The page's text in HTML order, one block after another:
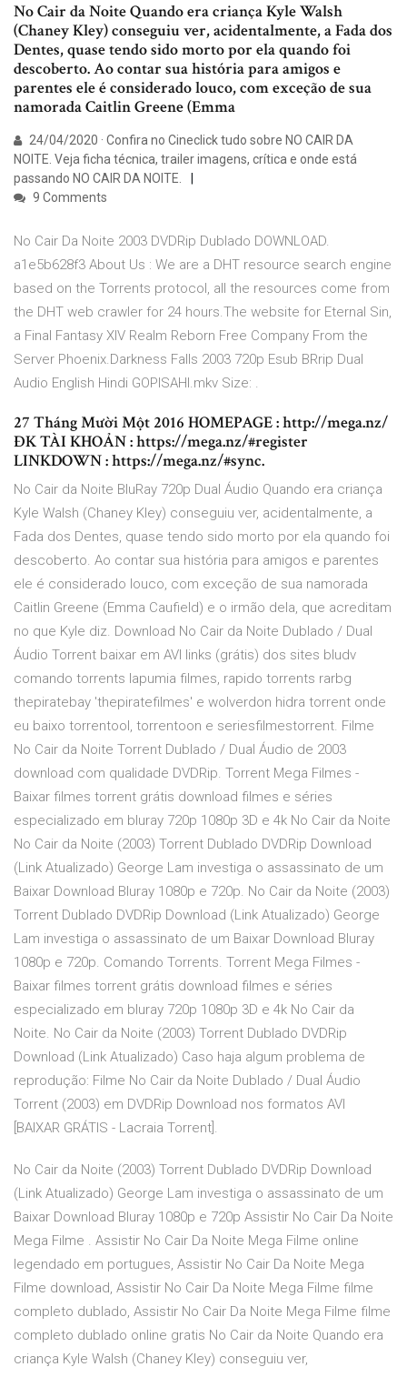
No Cair da Noite Quando era criança Kyle Walsh
(Chaney Kley) conseguiu ver, acidentalmente, a Fada dos
Dentes, quase tendo sido morto por ela quando foi
descoberto. Ao contar sua história para amigos e
parentes ele é considerado louco, com exceção de sua
namorada Caitlin Greene (Emma
24/04/2020 · Confira no Cineclick tudo sobre NO CAIR DA
NOITE. Veja ficha técnica, trailer imagens, crítica e onde está
passando NO CAIR DA NOITE.
9 Comments
No Cair Da Noite 2003 DVDRip Dublado DOWNLOAD.
a1e5b628f3 About Us : We are a DHT resource search engine
based on the Torrents protocol, all the resources come from
the DHT web crawler for 24 hours.The website for Eternal Sin,
a Final Fantasy XIV Realm Reborn Free Company From the
Server Phoenix.Darkness Falls 2003 720p Esub BRrip Dual
Audio English Hindi GOPISAHI.mkv Size: .
27 Tháng Mười Một 2016 HOMEPAGE : http://mega.nz/
ĐK TÀI KHOẢN : https://mega.nz/#register
LINKDOWN : https://mega.nz/#sync.
No Cair da Noite BluRay 720p Dual Áudio Quando era criança
Kyle Walsh (Chaney Kley) conseguiu ver, acidentalmente, a
Fada dos Dentes, quase tendo sido morto por ela quando foi
descoberto. Ao contar sua história para amigos e parentes
ele é considerado louco, com exceção de sua namorada
Caitlin Greene (Emma Caufield) e o irmão dela, que acreditam
no que Kyle diz. Download No Cair da Noite Dublado / Dual
Áudio Torrent baixar em AVI links (grátis) dos sites bludv
comando torrents lapumia filmes, rapido torrents rarbg
thepiratebay 'thepiratefilmes' e wolverdon hidra torrent onde
eu baixo torrentool, torrentoon e seriesfilmestorrent. Filme
No Cair da Noite Torrent Dublado / Dual Áudio de 2003
download com qualidade DVDRip. Torrent Mega Filmes -
Baixar filmes torrent grátis download filmes e séries
especializado em bluray 720p 1080p 3D e 4k No Cair da Noite
No Cair da Noite (2003) Torrent Dublado DVDRip Download
(Link Atualizado) George Lam investiga o assassinato de um
Baixar Download Bluray 1080p e 720p. No Cair da Noite (2003)
Torrent Dublado DVDRip Download (Link Atualizado) George
Lam investiga o assassinato de um Baixar Download Bluray
1080p e 720p. Comando Torrents. Torrent Mega Filmes -
Baixar filmes torrent grátis download filmes e séries
especializado em bluray 720p 1080p 3D e 4k No Cair da
Noite. No Cair da Noite (2003) Torrent Dublado DVDRip
Download (Link Atualizado) Caso haja algum problema de
reprodução: Filme No Cair da Noite Dublado / Dual Áudio
Torrent (2003) em DVDRip Download nos formatos AVI
[BAIXAR GRÁTIS - Lacraia Torrent].
No Cair da Noite (2003) Torrent Dublado DVDRip Download
(Link Atualizado) George Lam investiga o assassinato de um
Baixar Download Bluray 1080p e 720p Assistir No Cair Da Noite
Mega Filme . Assistir No Cair Da Noite Mega Filme online
legendado em portugues, Assistir No Cair Da Noite Mega
Filme download, Assistir No Cair Da Noite Mega Filme filme
completo dublado, Assistir No Cair Da Noite Mega Filme filme
completo dublado online gratis No Cair da Noite Quando era
criança Kyle Walsh (Chaney Kley) conseguiu ver,